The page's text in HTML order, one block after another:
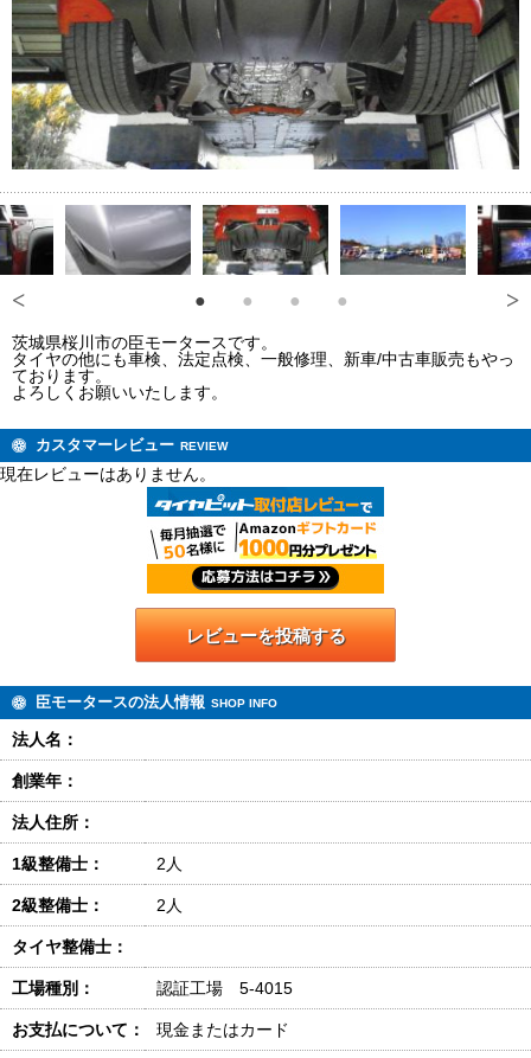
茨城県桜川市の臣モータースです。
タイヤの他にも車検、法定点検、一般修理、新車/中古車販売もやっ
ております。
よろしくお願いいたします。
カスタマーレビュー REVIEW
現在レビューはありません。
レビューを投稿する
臣モータースの法人情報 SHOP INFO
法人名：
創業年：
法人住所：
1級整備士： 2人
2級整備士： 2人
タイヤ整備士：
工場種別： 認証工場 5-4015
お支払について： 現金またはカード